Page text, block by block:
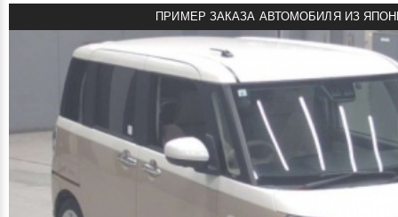
ПРИМЕР ЗАКАЗА АВТОМОБИЛЯ ИЗ